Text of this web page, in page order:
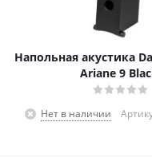
Напольная акустика
Ariane 9
Нет в наличии